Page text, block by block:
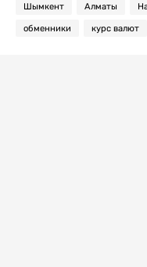
Шымкент Алматы
обменники курс валют